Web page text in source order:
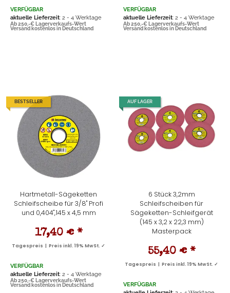
VERFÜGBAR
aktuelle Lieferzeit: 2 - 4 Werktage
Ab 250,-€ Lagerverkaufs-Wert
Versand kostenlos in Deutschland
VERFÜGBAR
aktuelle Lieferzeit: 2 - 4 Werktage
Ab 250,-€ Lagerverkaufs-Wert
Versand kostenlos in Deutschland
BESTSELLER
Hartmetall-Sägeketten
Schleifscheibe für 3/8" Profi
und 0,404",145 x 4,5 mm
17,40 € *
Tagespreis | Preis inkl. 19% MwSt. ✓
VERFÜGBAR
aktuelle Lieferzeit: 2 - 4 Werktage
Ab 250,-€ Lagerverkaufs-Wert
Versand kostenlos in Deutschland
AUF LAGER
6 Stück 3,2mm
Schleifscheiben für
Sägeketten-Schleifgerät
(145 x 3,2 x 22,3 mm)
Masterpack
55,40 € *
Tagespreis | Preis inkl. 19% MwSt. ✓
VERFÜGBAR